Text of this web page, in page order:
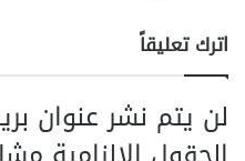
اترك تعليقاً
لن يتم نشر عنوان